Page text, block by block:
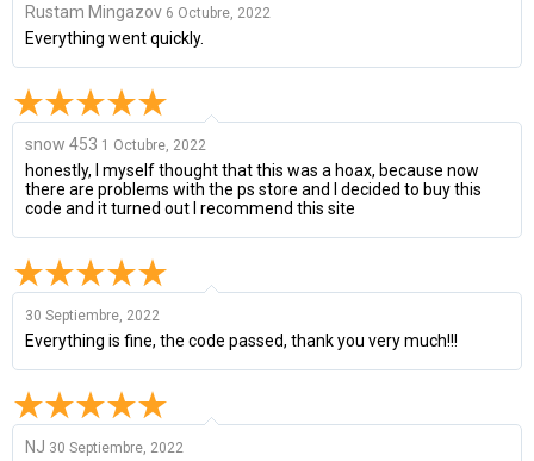
Rustam Mingazov 6 Octubre, 2022
Everything went quickly.
snow 453 1 Octubre, 2022
honestly, I myself thought that this was a hoax, because now
there are problems with the ps store and I decided to buy this
code and it turned out I recommend this site
30 Septiembre, 2022
Everything is fine, the code passed, thank you very much!!!
NJ 30 Septiembre, 2022